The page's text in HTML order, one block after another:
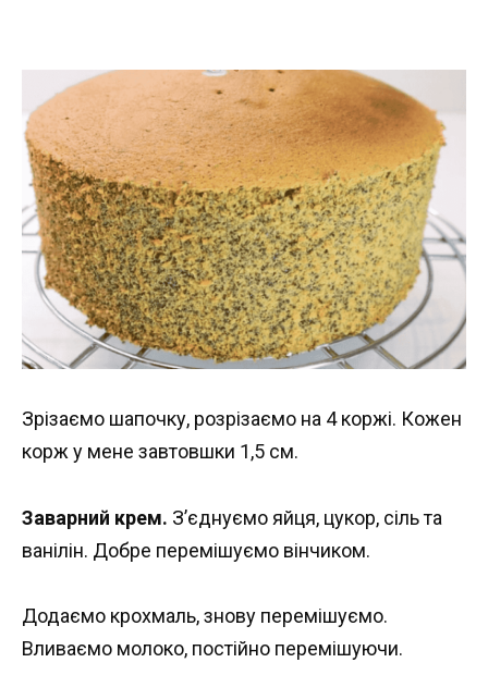
Зрізаємо шапочку, розрізаємо на 4 коржі. Кожен
корж у мене завтовшки 1,5 см.
Заварний крем. З’єднуємо яйця, цукор, сіль та
ванілін. Добре перемішуємо вінчиком.
Додаємо крохмаль, знову перемішуємо.
Вливаємо молоко, постійно перемішуючи.